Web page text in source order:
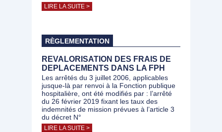
LIRE LA SUITE >
RÈGLEMENTATION
REVALORISATION DES FRAIS DE
DEPLACEMENTS DANS LA FPH
Les arrêtés du 3 juillet 2006, applicables
jusque-là par renvoi à la Fonction publique
hospitalière, ont été modifiés par : l’arrêté
du 26 février 2019 fixant les taux des
indemnités de mission prévues à l’article 3
du décret N°
LIRE LA SUITE >